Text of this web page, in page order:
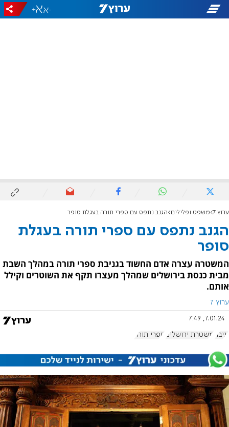
-
+
ערוץ 7 משפט ופלילים הגנב נתפס עם ספרי תורה בעגלת סופר
הגנב נתפס עם ספרי תורה בעגלת
סופר
המשטרה עצרה אדם החשוד בגניבת ספרי תורה במהלך השבת
מבית כנסת בירושלים שמהלך מעצרו תקף את השוטרים וקילל
אותם.
ערוץ 7
7.01.24, 7:49
גניבה משטרת ירושלים ספרי תורה